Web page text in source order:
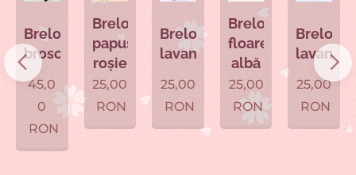
Breloc
broscuța
45,0
0
RON
Breloc
papusa
roșie
25,00
RON
Breloc
lavandă
25,00
RON
Breloc
floare
albă
25,00
RON
Breloc
lavandă
25,00
RON